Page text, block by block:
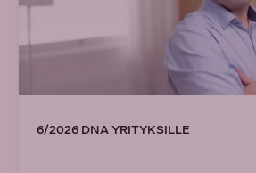
6/2026 DNA YRITYKSILLE